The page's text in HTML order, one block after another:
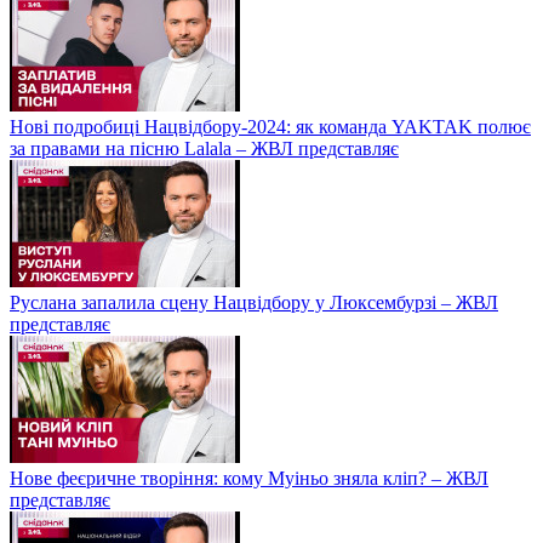
Нові подробиці Нацвідбору-2024: як команда YAKTAK полює
за правами на пісню Lalala – ЖВЛ представляє
Руслана запалила сцену Нацвідбору у Люксембурзі – ЖВЛ
представляє
Нове феєричне творіння: кому Муіньо зняла кліп? – ЖВЛ
представляє